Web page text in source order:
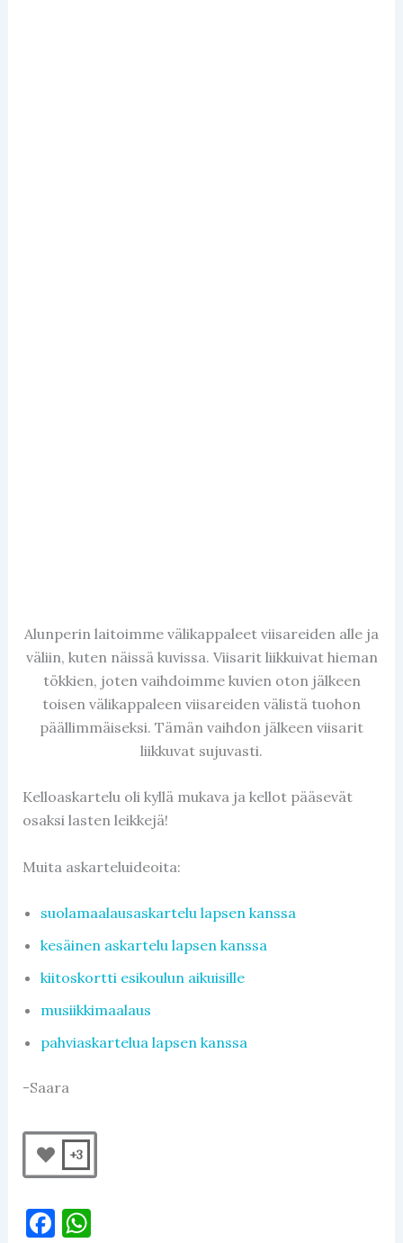
Alunperin laitoimme välikappaleet viisareiden alle ja
väliin, kuten näissä kuvissa. Viisarit liikkuivat hieman
tökkien, joten vaihdoimme kuvien oton jälkeen
toisen välikappaleen viisareiden välistä tuohon
päällimmäiseksi. Tämän vaihdon jälkeen viisarit
liikkuvat sujuvasti.
Kelloaskartelu oli kyllä mukava ja kellot pääsevät
osaksi lasten leikkejä!
Muita askarteluideoita:
suolamaalausaskartelu lapsen kanssa
kesäinen askartelu lapsen kanssa
kiitoskortti esikoulun aikuisille
musiikkimaalaus
pahviaskartelua lapsen kanssa
-Saara
+3
F W